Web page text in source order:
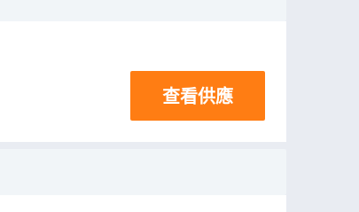
查看供應